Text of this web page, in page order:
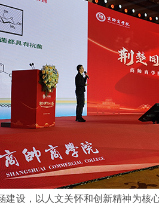
建设，以人文关怀和创新精神为核